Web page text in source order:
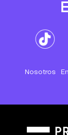
Nosotros